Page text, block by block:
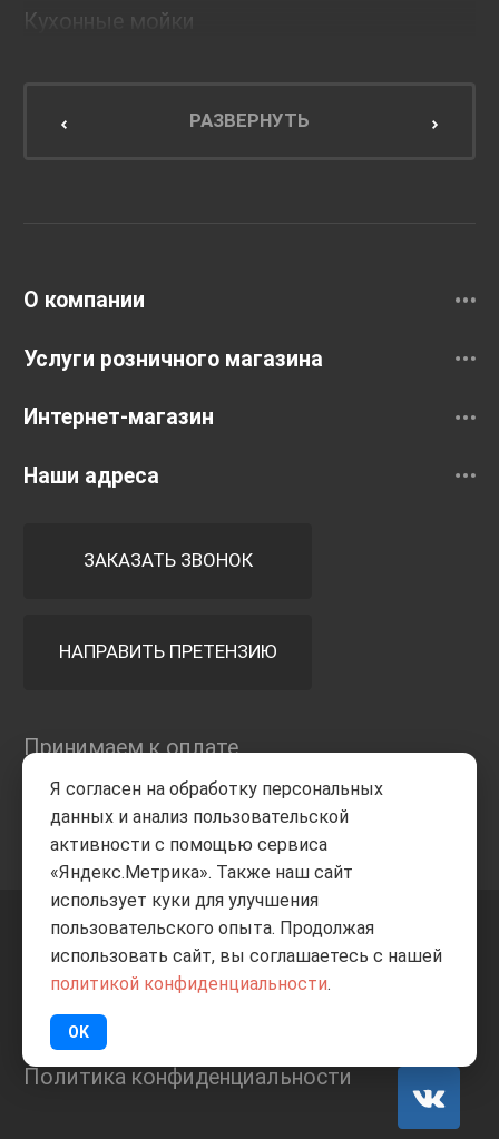
Кухонные мойки
Мебель для кухниРАЗВЕРНУТЬ
О компании
Услуги розничного магазина
Интернет-магазин
Наши адреса
ЗАКАЗАТЬ ЗВОНОК
НАПРАВИТЬ ПРЕТЕНЗИЮ
Принимаем к оплате
+7 8332205-805 ВВЕРХ
ИП Баранов А.С. 2026
Политика конфиденциальности
Я согласен на обработку персональных
данных и анализ пользовательской
активности с помощью сервиса
«Яндекс.Метрика». Также наш сайт
использует куки для улучшения
пользовательского опыта. Продолжая
использовать сайт, вы соглашаетесь с нашей
политикой конфиденциальности.
OK